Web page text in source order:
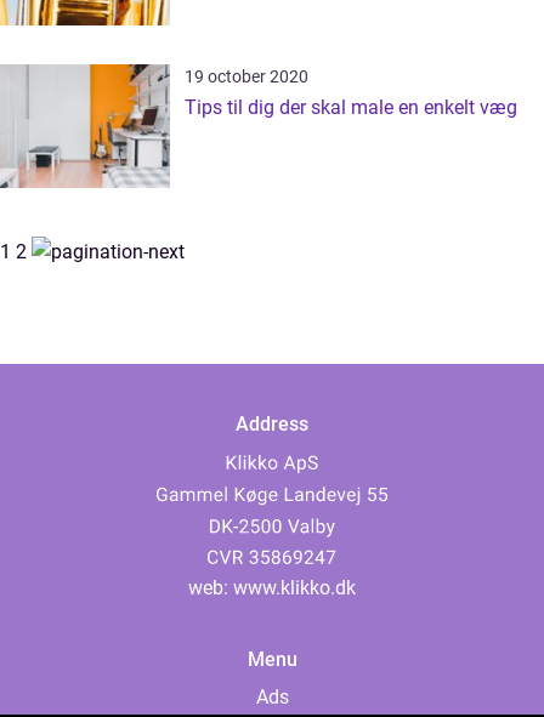
19 october 2020
Tips til dig der skal male en enkelt væg
1 2
Address
web: www.klikko.dk
Menu
Ads